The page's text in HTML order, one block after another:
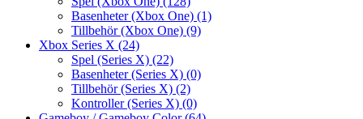
Basenheter (Xbox One) (1)
Tillbehör (Xbox One) (9)
Xbox Series X (24)
Spel (Series X) (22)
Basenheter (Series X) (0)
Tillbehör (Series X) (2)
Kontroller (Series X) (0)